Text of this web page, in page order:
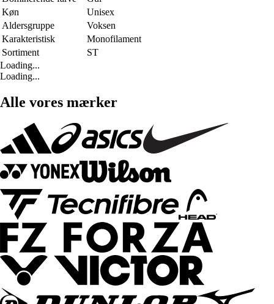
Køn
Unisex
Aldersgruppe
Voksen
Karakteristisk
Monofilament
Sortiment
ST
Loading...
Loading...
Alle vores mærker